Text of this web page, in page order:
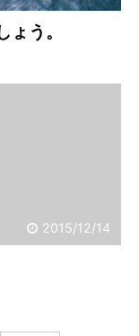
う。
2015/12/14